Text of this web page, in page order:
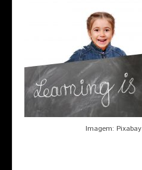
Imagem: Pixabay